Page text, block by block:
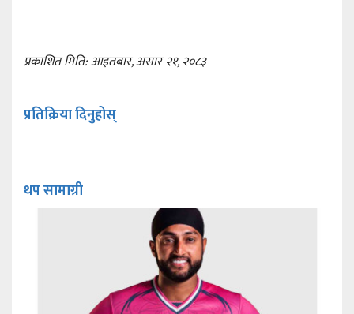
प्रकाशित मिति: आइतबार, असार २१, २०८३
प्रतिक्रिया दिनुहोस्
थप सामाग्री